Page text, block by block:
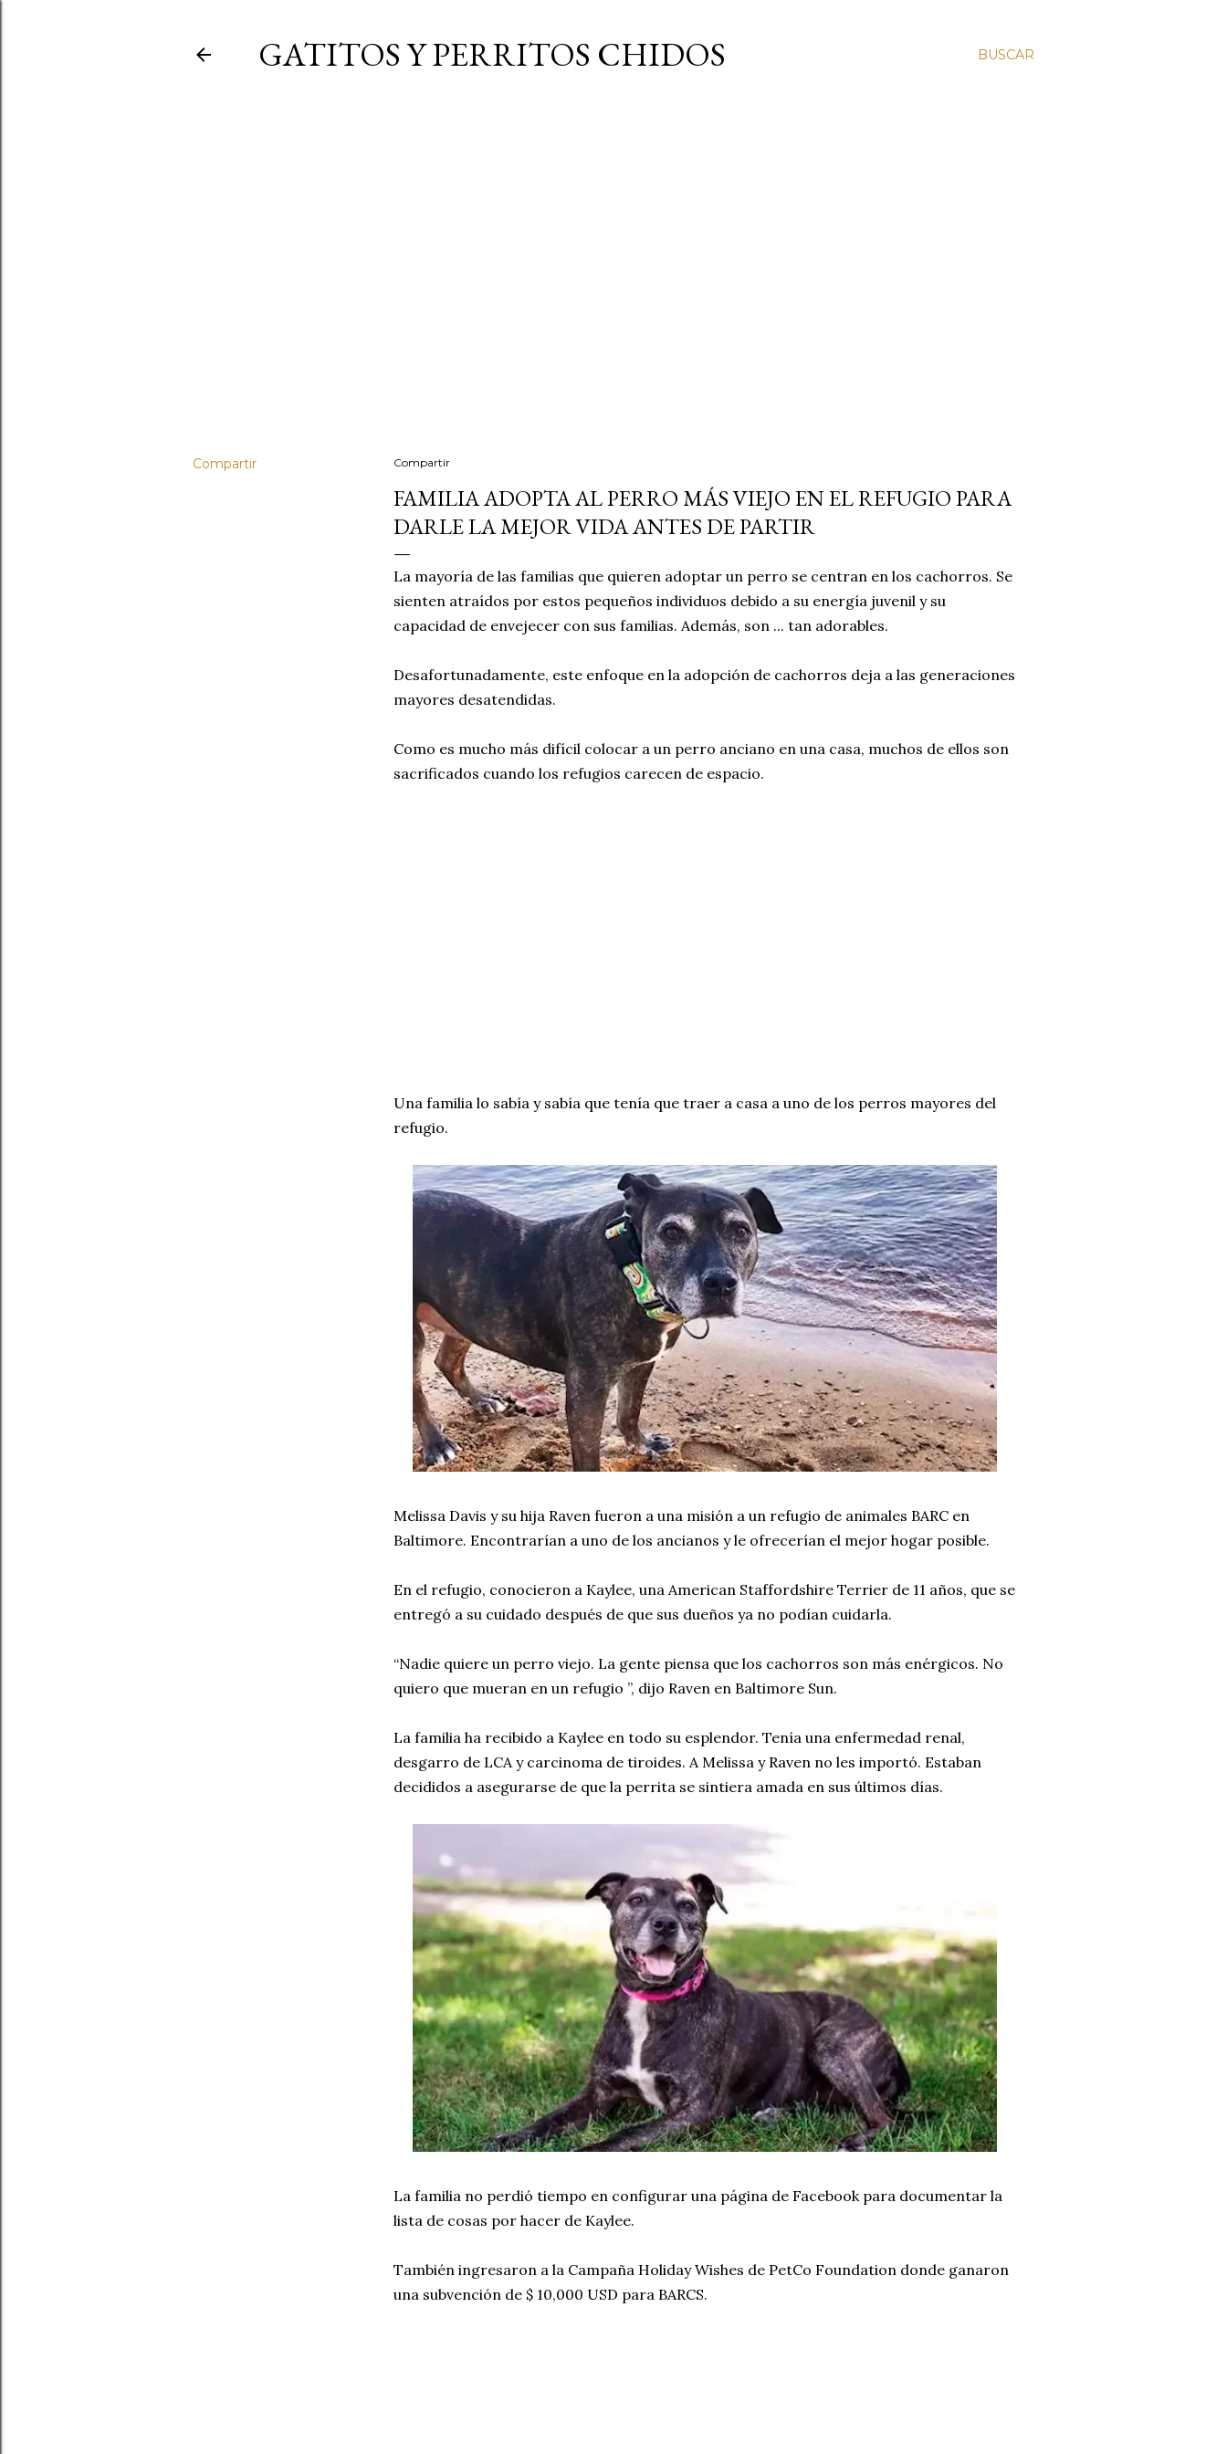
BUSCAR
GATITOS Y PERRITOS CHIDOS
Compartir Compartir
FAMILIA ADOPTA AL PERRO MÁS VIEJO EN EL REFUGIO PARA
DARLE LA MEJOR VIDA ANTES DE PARTIR
La mayoría de las familias que quieren adoptar un perro se centran en los cachorros. Se
sienten atraídos por estos pequeños individuos debido a su energía juvenil y su
capacidad de envejecer con sus familias. Además, son ... tan adorables.
Desafortunadamente, este enfoque en la adopción de cachorros deja a las generaciones
mayores desatendidas.
Como es mucho más difícil colocar a un perro anciano en una casa, muchos de ellos son
sacrificados cuando los refugios carecen de espacio.
Una familia lo sabía y sabía que tenía que traer a casa a uno de los perros mayores del
refugio.
Melissa Davis y su hija Raven fueron a una misión a un refugio de animales BARC en
Baltimore. Encontrarían a uno de los ancianos y le ofrecerían el mejor hogar posible.
En el refugio, conocieron a Kaylee, una American Staffordshire Terrier de 11 años, que se
entregó a su cuidado después de que sus dueños ya no podían cuidarla.
“Nadie quiere un perro viejo. La gente piensa que los cachorros son más enérgicos. No
quiero que mueran en un refugio ”, dijo Raven en Baltimore Sun.
La familia ha recibido a Kaylee en todo su esplendor. Tenía una enfermedad renal,
desgarro de LCA y carcinoma de tiroides. A Melissa y Raven no les importó. Estaban
decididos a asegurarse de que la perrita se sintiera amada en sus últimos días.
La familia no perdió tiempo en configurar una página de Facebook para documentar la
lista de cosas por hacer de Kaylee.
También ingresaron a la Campaña Holiday Wishes de PetCo Foundation donde ganaron
una subvención de $ 10,000 USD para BARCS.